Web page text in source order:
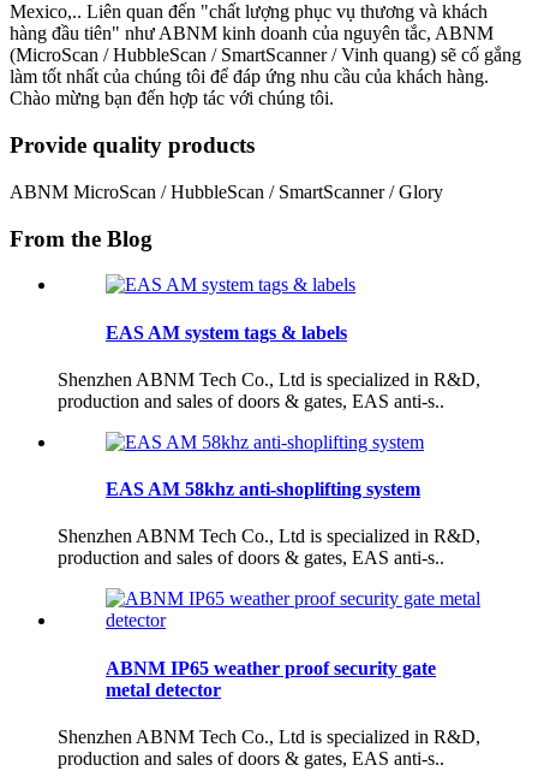
Mexico,.. Liên quan đến "chất lượng phục vụ thương và khách
hàng đầu tiên" như ABNM kinh doanh của nguyên tắc, ABNM
(MicroScan / HubbleScan / SmartScanner / Vinh quang) sẽ cố gắng
làm tốt nhất của chúng tôi để đáp ứng nhu cầu của khách hàng.
Chào mừng bạn đến hợp tác với chúng tôi.
Provide quality products
ABNM MicroScan / HubbleScan / SmartScanner / Glory
From the Blog
EAS AM system tags & labels
Shenzhen ABNM Tech Co., Ltd is specialized in R&D,
production and sales of doors & gates, EAS anti-s..
EAS AM 58khz anti-shoplifting system
Shenzhen ABNM Tech Co., Ltd is specialized in R&D,
production and sales of doors & gates, EAS anti-s..
ABNM IP65 weather proof security gate
metal detector
Shenzhen ABNM Tech Co., Ltd is specialized in R&D,
production and sales of doors & gates, EAS anti-s..